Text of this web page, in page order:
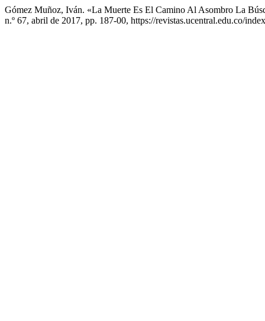
Gómez Muñoz, Iván. «La Muerte Es El Camino Al Asombro La
n.º 67, abril de 2017, pp. 187-00, https://revistas.ucentral.edu.co/